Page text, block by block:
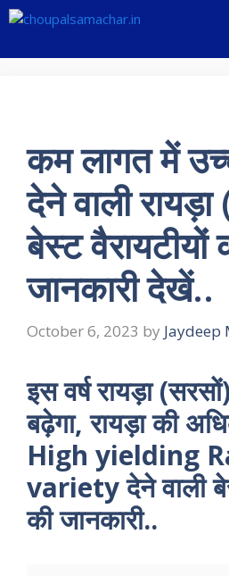
Skip
content
कम लागत में
देने वाली
बेस्ट वैरायटीयों
जानकारी देखें..
October 6, 2023 by Jaydeep
इस वर्ष रायड़ा
बढ़ेगा, रायड़ा की
High yielding
variety देने वाली
की जानकारी..